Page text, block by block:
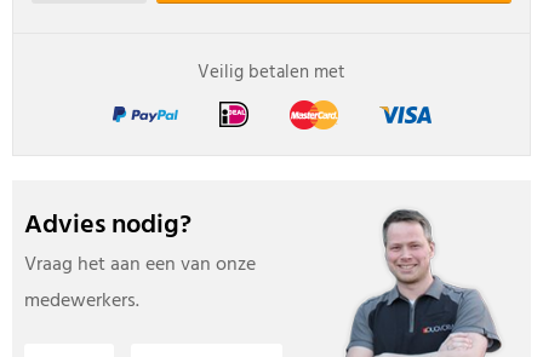
Veilig betalen met
Advies nodig?
Vraag het aan een van onze
medewerkers.